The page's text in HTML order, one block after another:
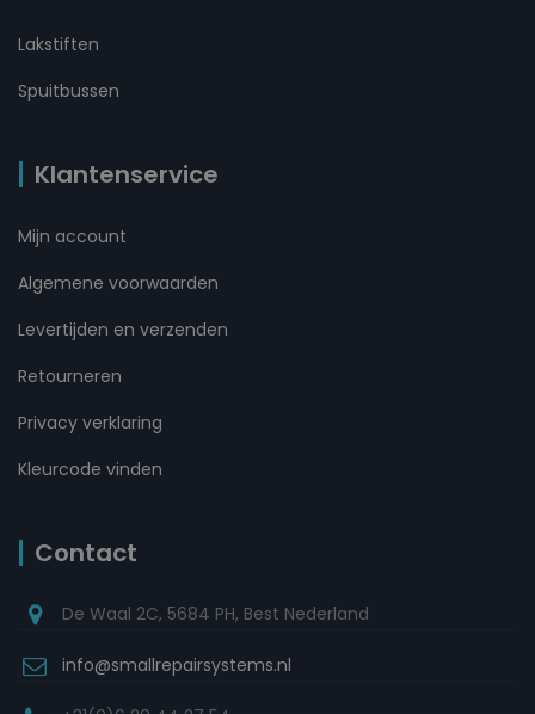
Lakstiften
Spuitbussen
Klantenservice
Mijn account
Algemene voorwaarden
Levertijden en verzenden
Retourneren
Privacy verklaring
Kleurcode vinden
Contact
De Waal 2C, 5684 PH, Best Nederland
info@smallrepairsystems.nl